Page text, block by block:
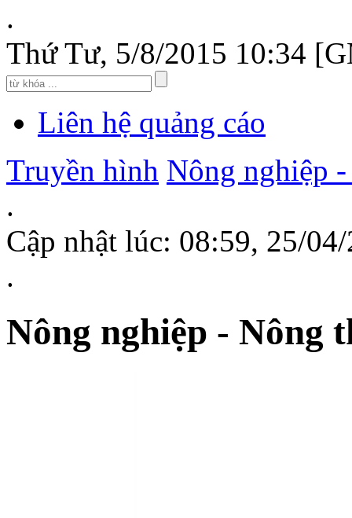
.
Thứ Tư, 5/8/2015 10:34
Liên hệ quảng cáo
Truyền hình Nông nghiệp
.
Cập nhật lúc: 08:59, 25/
.
Nông nghiệp - Nông